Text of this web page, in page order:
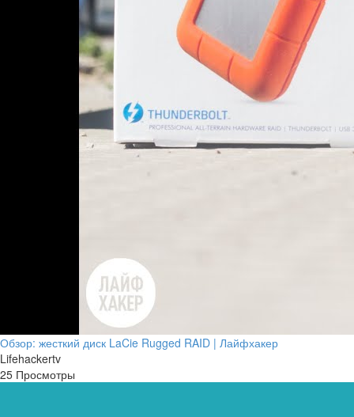
Обзор: жесткий диск LaCie Rugged RAID | Лайфхакер
Lifehackertv
25 Просмотры